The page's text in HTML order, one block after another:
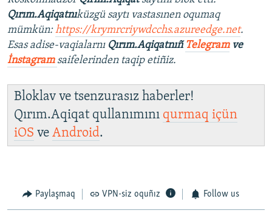
Qırım.Aqiqatnıküzgü saytı vastasınen oqumaq
mümkün:https://krymrcriywdcchs.azureedge.net.
Esas adise-vaqialarnı Qırım.Aqiqatnıñ Telegramve
İnstagram saifelerinden taqip etiñiz.
Bloklav ve tsenzurasız haberler!
Qırım.Aqiqat qullanımını qurmaq içün
iOS ve Android.
Paylaşmaq VPN-siz oquñız Follow us